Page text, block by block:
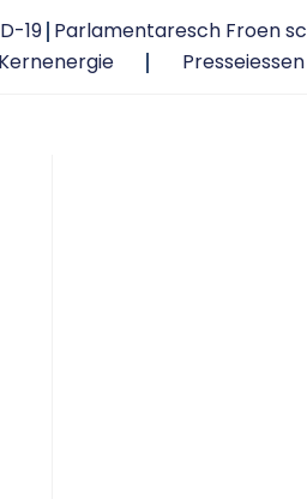
19 Parlamentaresch Froen